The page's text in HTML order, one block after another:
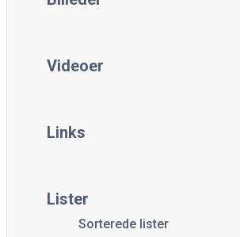
Videoer
Links
Lister
Sorterede lister